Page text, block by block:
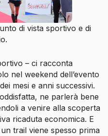
di vista sportivo e di
– ci racconta
nel weekend dell’evento
mesi e anni successivi.
ne parlerà bene
a venire alla scoperta
ricaduta economica. E
trail viene spesso prima